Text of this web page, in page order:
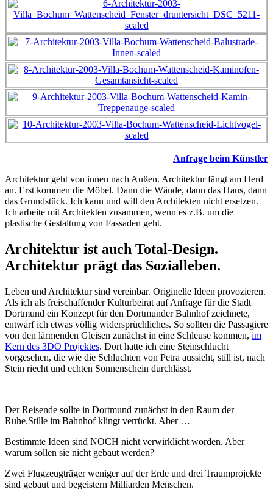
Anfrage beim Künstler
Architektur geht von innen nach Außen. Architektur fängt am Herd
an. Erst kommen die Möbel. Dann die Wände, dann das Haus, dann
das Grundstück. Ich kann und will den Architekten nicht ersetzen.
Ich arbeite mit Architekten zusammen, wenn es z.B. um die
plastische Gestaltung von Fassaden geht.
Architektur ist auch Total-Design.
Architektur prägt das Sozialleben.
Leben und Architektur sind vereinbar. Originelle Ideen provozieren.
Als ich als freischaffender Kulturbeirat auf Anfrage für die Stadt
Dortmund ein Konzept für den Dortmunder Bahnhof zeichnete,
entwarf ich etwas völlig widersprüchliches. So sollten die Passagiere
von den lärmenden Gleisen zunächst in eine Schleuse kommen, im
Kern des 3DO Projektes. Dort hatte ich eine Steinschlucht
vorgesehen, die wie die Schluchten von Petra aussieht, still ist, nach
Stein riecht und echten Sonnenschein durchlässt.
Der Reisende sollte in Dortmund zunächst in den Raum der
Ruhe.Stille im Bahnhof klingt verrückt. Aber …
Bestimmte Ideen sind NOCH nicht verwirklicht worden. Aber
warum sollen sie nicht gebaut werden?
Zwei Flugzeugträger weniger auf der Erde und drei Traumprojekte
sind gebaut und begeistern Milliarden Menschen.